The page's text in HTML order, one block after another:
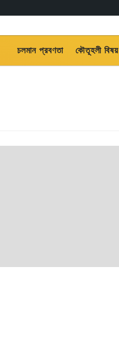
চলমান প্রবণতা কৌতূহলী বিষয়